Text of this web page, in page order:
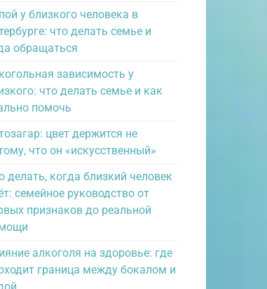
у близкого человека в
что делать семье и
обращаться
зависимость у
что делать семье и как
помочь
цвет держится не
что он «искусственный»
делать, когда близкий человек
семейное руководство от
признаков до реальной
алкоголя на здоровье: где
граница между бокалом и